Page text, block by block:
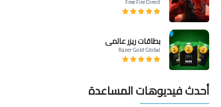
بطاقات ريزر عالمي
Razer Gold Global
أحدث فيديوهات المساعدة